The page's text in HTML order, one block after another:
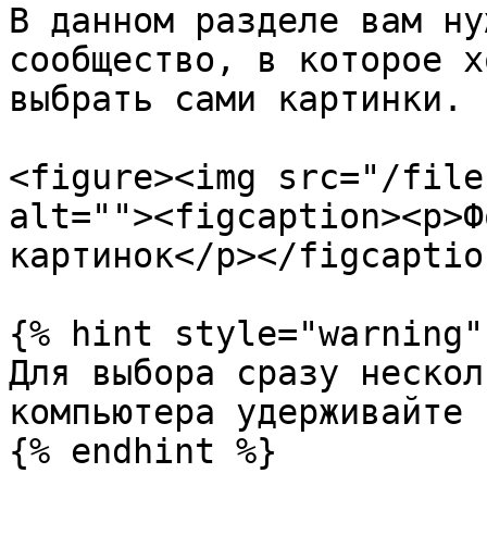
В данном разделе вам
сообщество, в которое
выбрать сами картинки.
<figure><img src="/
картинок</p></
{% hint style="warning"
Для выбора сразу
компьютера
{% endhint %}